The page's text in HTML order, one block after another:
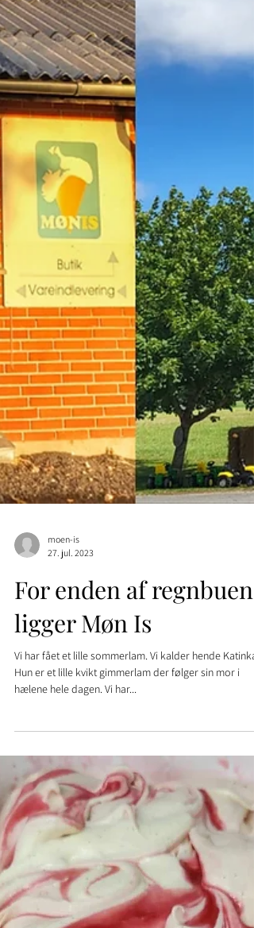
moen-is
27. jul. 2023
For enden af regnbuen
ligger Møn Is
Vi har fået et lille sommerlam. Vi kalder hende Katinka.
Hun er et lille kvikt gimmerlam der følger sin mor i